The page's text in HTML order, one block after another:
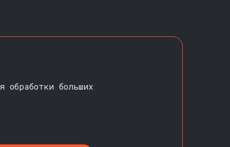
обработки больших